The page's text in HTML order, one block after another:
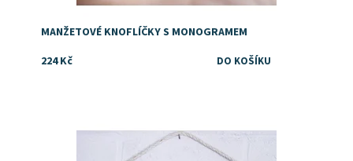
MANŽETOVÉ KNOFLÍČKY S MONOGRAMEM
224 Kč